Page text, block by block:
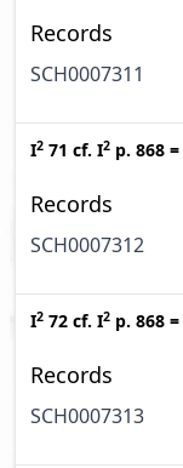
Records
SCH0007311
I2 71 cf. I2 p. 868 =
Records
SCH0007312
I2 72 cf. I2 p. 868 =
Records
SCH0007313